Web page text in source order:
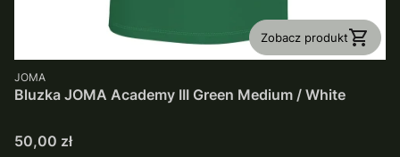
Zobacz produkt
PRODUCENT
JOMA
Bluzka JOMA Academy III Green Medium / White
Cena
50,00 zł